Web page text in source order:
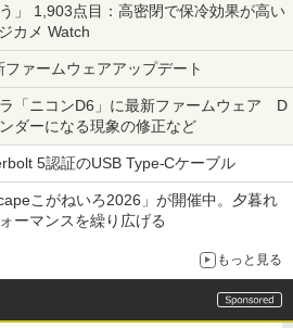
」 1,903点目：高密閉で保冷効果が高い
カメ Watch
ファームウェアアップデート
「ニコンD6」に最新ファームウェア D
ダーになる現象の修正など
5認証のUSB Type-Cケーブル
こがねいろ2026」が開催中。夕暮れ
ーマンスを繰り広げる
もっと見る